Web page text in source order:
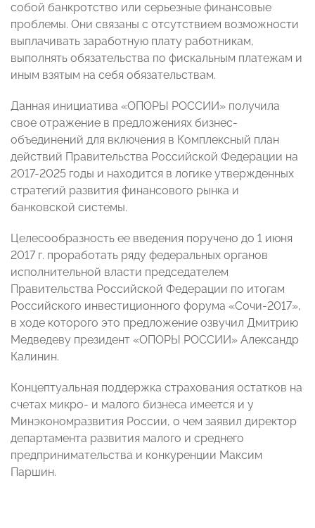
собой банкротство или серьезные финансовые
проблемы. Они связаны с отсутствием возможности
выплачивать заработную плату работникам,
выполнять обязательства по фискальным платежам и
иным взятым на себя обязательствам.
Данная инициатива «ОПОРЫ РОССИИ» получила
свое отражение в предложениях бизнес-
объединений для включения в Комплексный план
действий Правительства Российской Федерации на
2017-2025 годы и находится в логике утвержденных
стратегий развития финансового рынка и
банковской системы.
Целесообразность ее введения поручено до 1 июня
2017 г. проработать ряду федеральных органов
исполнительной власти председателем
Правительства Российской Федерации по итогам
Российского инвестиционного форума «Сочи-2017»,
в ходе которого это предложение озвучил Дмитрию
Медведеву президент «ОПОРЫ РОССИИ» Александр
Калинин.
Концептуальная поддержка страхования остатков на
счетах микро- и малого бизнеса имеется и у
Минэкономразвития России, о чем заявил директор
департамента развития малого и среднего
предпринимательства и конкуренции Максим
Паршин.